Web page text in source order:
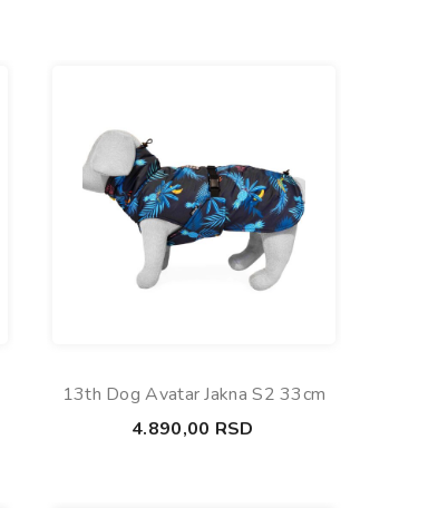
13th Dog Avatar Jakna S2 33cm
4.890,00 RSD